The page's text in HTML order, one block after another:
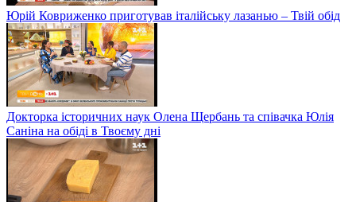
Юрій Ковриженко приготував італійську лазанью – Твій обід
Докторка історичних наук Олена Щербань та співачка Юлія
Саніна на обіді в Твоєму дні